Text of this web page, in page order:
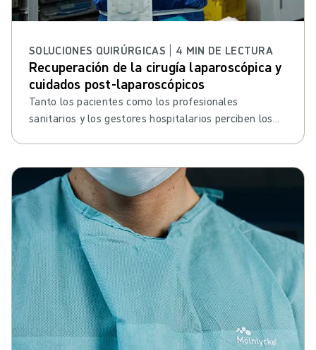
SOLUCIONES QUIRÚRGICAS | 4 MIN DE LECTURA
Recuperación de la cirugía laparoscópica y
cuidados post-laparoscópicos
Tanto los pacientes como los profesionales
sanitarios y los gestores hospitalarios perciben los